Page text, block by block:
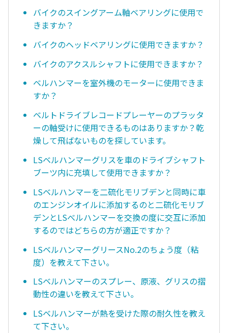
バイクのスイングアーム軸ベアリングに使用で
きますか？
バイクのヘッドベアリングに使用できますか？
バイクのアクスルシャフトに使用できますか？
ベルハンマーを室外機のモーターに使用できま
すか？
ベルトドライブレコードプレーヤーのプラッタ
ーの軸受けに使用できるものはありますか？乾
燥して飛ばないものを探しています。
LSベルハンマーグリスを車のドライブシャフト
ブーツ内に充填して使用できますか？
LSベルハンマーを二硫化モリブデンと同時に車
のエンジンオイルに添加するのと二硫化モリブ
デンとLSべルハンマーを交換の度に交互に添加
するのではどちらの方が適正ですか？
LSベルハンマーグリースNo.2のちょう度（粘
度）を教えて下さい。
LSベルハンマーのスプレー、原液、グリスの摺
動性の違いを教えて下さい。
LSベルハンマーが熱を受けた際の耐久性を教え
て下さい。